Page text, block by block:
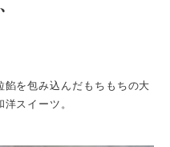
を包み込んだもちもちの大
スイーツ。